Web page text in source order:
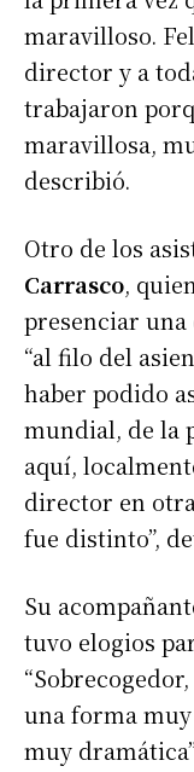
maravilloso.
director y a
trabajaron
maravillosa,
describió.
Otro de los
Carrasco,
presenciar
“al filo del
haber podido
mundial, de la
aquí,
director en
fue distinto”,
Su
tuvo elogios
una forma
muy